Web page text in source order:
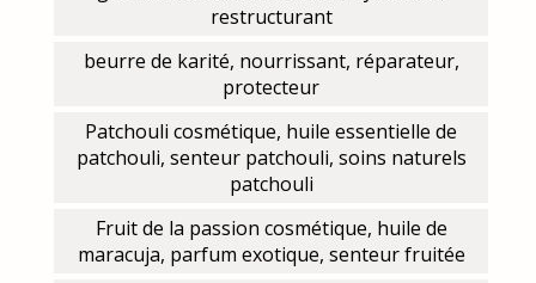
restructurant
beurre de karité, nourrissant, réparateur,
protecteur
Patchouli cosmétique, huile essentielle de
patchouli, senteur patchouli, soins naturels
patchouli
Fruit de la passion cosmétique, huile de
maracuja, parfum exotique, senteur fruitée